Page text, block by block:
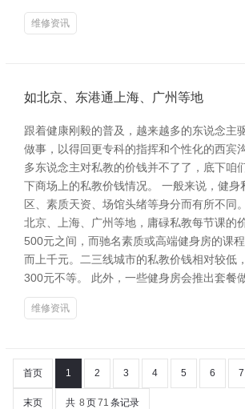
维修资讯
如北京、东港通上海、广州等地
跟着健康刚毅的普及，越来越多的东说念主
做事，以得回更专科的指挥和个性化的西宾
多东说念主对私教的价钱并不了了，底下咱
下商场上的私教价钱情况。 一般来说，健身
区、素质天资、场馆头绪等身分而有所不同
北京、上海、广州等地，庸碌私教每节课的
500元之间，而驰名素质或高端健身房的课
而上千元。二三线城市的私教价钱相对较低
300元不等。 此外，一些健身房会推出套餐
维修资讯
首页 1 2 3 4 5 6 7
末页 共 8 页71 条记录